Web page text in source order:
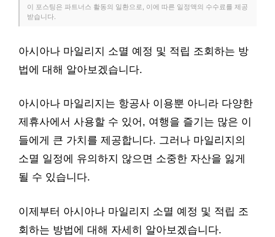
이 포스팅은 파트너스 활동의 일환으로, 이에 따른 일정액의 수수료를 제공
받습니다.
아시아나 마일리지 소멸 예정 및 적립 조회하는 방
법에 대해 알아보겠습니다.
아시아나 마일리지는 항공사 이용뿐 아니라 다양한
제휴사에서 사용할 수 있어, 여행을 즐기는 많은 이
들에게 큰 가치를 제공합니다. 그러나 마일리지의
소멸 일정에 유의하지 않으면 소중한 자산을 잃게
될 수 있습니다.
이제부터 아시아나 마일리지 소멸 예정 및 적립 조
회하는 방법에 대해 자세히 알아보겠습니다.